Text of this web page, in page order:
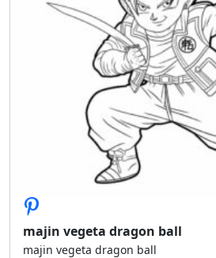
majin vegeta dragon ball
majin vegeta dragon ball